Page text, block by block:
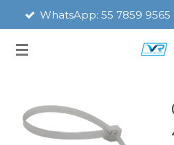
contenido
WhatsApp: 55 7859 9565